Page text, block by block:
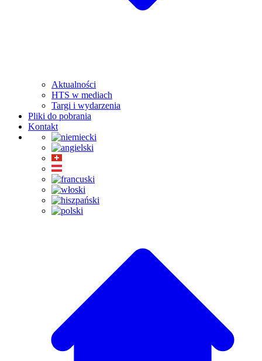
Aktualności
HTS w mediach
Targi i wydarzenia
Pliki do pobrania
Kontakt